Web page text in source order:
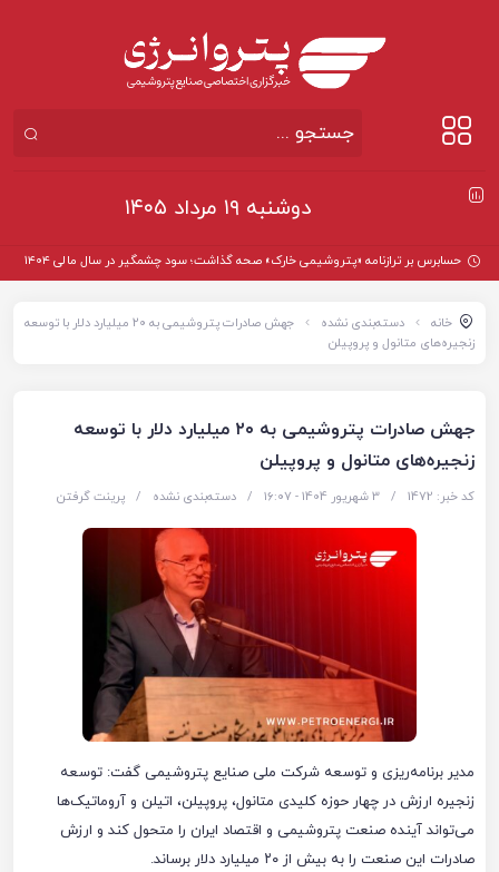
دوشنبه ۱۹ مرداد ۱۴۰۵
حسابرس بر ترازنامه «پتروشیمی خارک» صحه گذاشت؛ سود چشمگیر در سال مالی ۱۴۰۴
خانه دسته‌بندی نشده
جهش صادرات پتروشیمی به ۲۰ میلیارد دلار با توسعه
زنجیره‌های متانول و پروپیلن
جهش صادرات پتروشیمی به ۲۰ میلیارد دلار با توسعه
زنجیره‌های متانول و پروپیلن
کد خبر: 1472 / 3 شهریور 1404 - ۱۶:۰۷ / دسته‌بندی نشده / پرینت گرفتن
مدیر برنامه‌ریزی و توسعه شرکت ملی صنایع پتروشیمی گفت: توسعه
زنجیره ارزش در چهار حوزه کلیدی متانول، پروپیلن، اتیلن و آروماتیک‌ها
می‌تواند آینده صنعت پتروشیمی و اقتصاد ایران را متحول کند و ارزش
صادرات این صنعت را به بیش از ۲۰ میلیارد دلار برساند.